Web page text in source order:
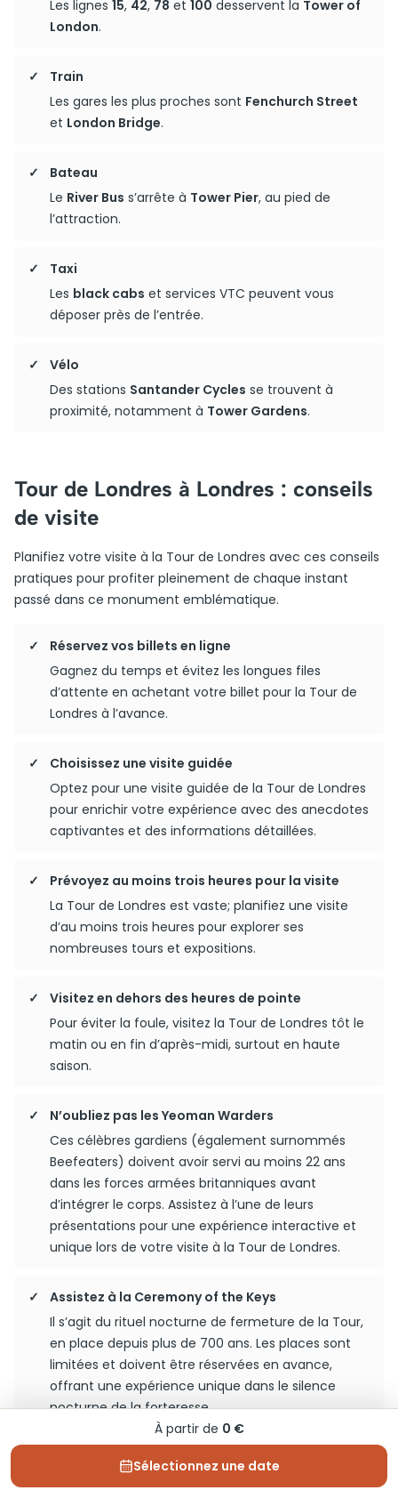
Les lignes 15, 42, 78 et 100 desservent la Tower of
London.
Train
Les gares les plus proches sont Fenchurch Street
et London Bridge.
Bateau
Le River Bus s’arrête à Tower Pier, au pied de
l’attraction.
Taxi
Les black cabs et services VTC peuvent vous
déposer près de l’entrée.
Vélo
Des stations Santander Cycles se trouvent à
proximité, notamment à Tower Gardens.
Tour de Londres à Londres : conseils
de visite
Planifiez votre visite à la Tour de Londres avec ces conseils
pratiques pour profiter pleinement de chaque instant
passé dans ce monument emblématique.
Réservez vos billets en ligne
Gagnez du temps et évitez les longues files
d’attente en achetant votre billet pour la Tour de
Londres à l’avance.
Choisissez une visite guidée
Optez pour une visite guidée de la Tour de Londres
pour enrichir votre expérience avec des anecdotes
captivantes et des informations détaillées.
Prévoyez au moins trois heures pour la visite
La Tour de Londres est vaste; planifiez une visite
d’au moins trois heures pour explorer ses
nombreuses tours et expositions.
Visitez en dehors des heures de pointe
Pour éviter la foule, visitez la Tour de Londres tôt le
matin ou en fin d’après-midi, surtout en haute
saison.
N’oubliez pas les Yeoman Warders
Ces célèbres gardiens (également surnommés
Beefeaters) doivent avoir servi au moins 22 ans
dans les forces armées britanniques avant
d’intégrer le corps. Assistez à l’une de leurs
présentations pour une expérience interactive et
unique lors de votre visite à la Tour de Londres.
Assistez à la Ceremony of the Keys
Il s’agit du rituel nocturne de fermeture de la Tour,
en place depuis plus de 700 ans. Les places sont
limitées et doivent être réservées en avance,
offrant une expérience unique dans le silence
nocturne de la forteresse.
À partir de 0 €
Sélectionnez une date